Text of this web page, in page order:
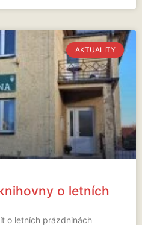
AKTUALITY
o letních
o letních prázdninách